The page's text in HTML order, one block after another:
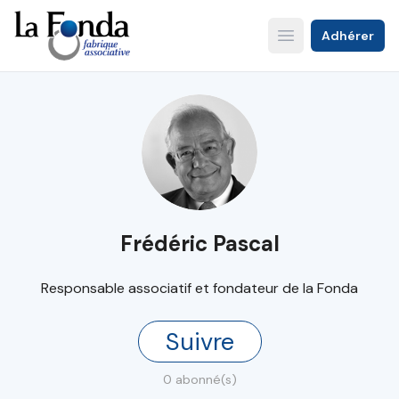
Aller
au
contenu
principal
Open main menu
Adhérer
Frédéric Pascal
Responsable associatif et fondateur de la Fonda
Suivre
0 abonné(s)